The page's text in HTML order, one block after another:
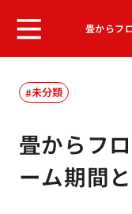
畳からフ
未分類
畳からフ
ーム期間